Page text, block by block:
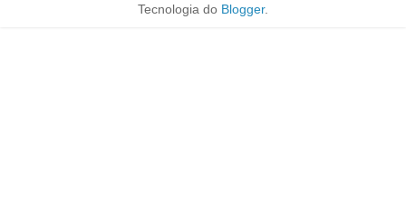
Tecnologia do Blogger.